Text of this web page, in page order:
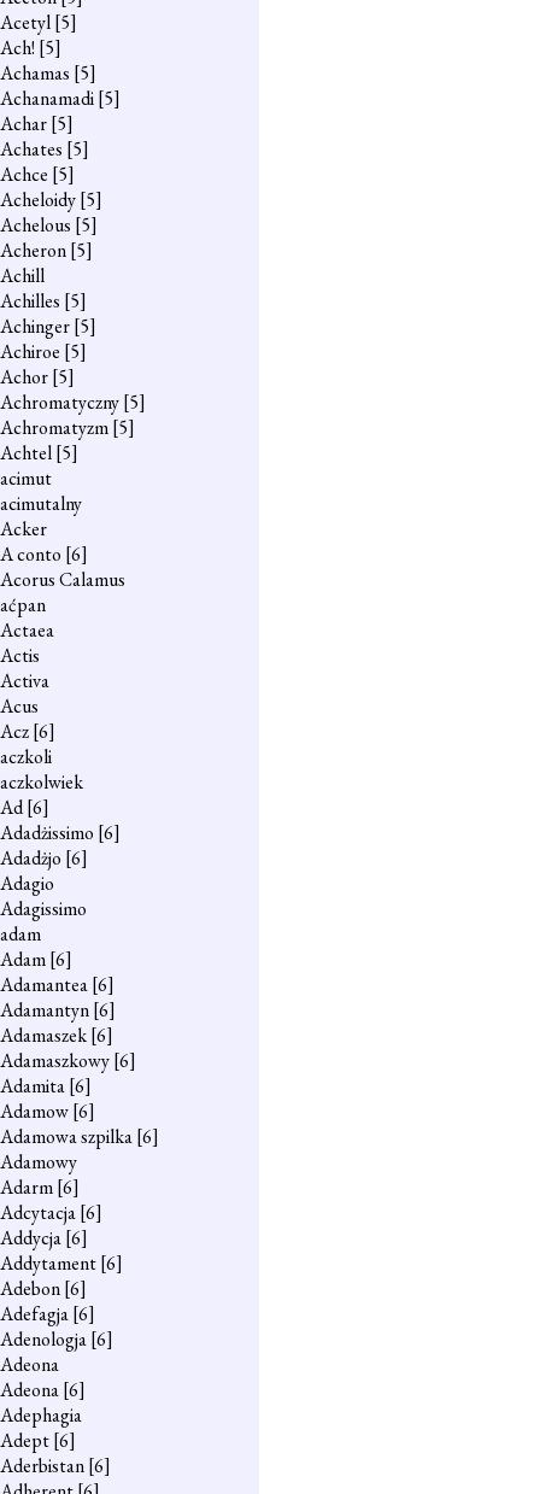
Acetyl[5]
Ach! [5]
Achamas [5]
Achanamadi[5]
Achar[5]
Achates [5]
Achce [5]
Acheloidy[5]
Achelous [5]
Acheron[5]
Achill
Achilles [5]
Achinger[5]
Achiroe [5]
Achor[5]
Achromatyczny[5]
Achromatyzm[5]
Achtel[5]
acimut
acimutalny
Acker
A conto [6]
Acorus Calamus
aćpan
Actaea
Actis
Activa
Acus
Acz[6]
aczkoli
aczkolwiek
Ad[6]
Adadżissimo [6]
Adadżjo [6]
Adagio
Adagissimo
adam
Adam[6]
Adamantea[6]
Adamantyn[6]
Adamaszek[6]
Adamaszkowy[6]
Adamita[6]
Adamow[6]
Adamowa szpilka[6]
Adamowy
Adarm[6]
Adcytacja[6]
Addycja[6]
Addytament[6]
Adebon[6]
Adefagja[6]
Adenologja[6]
Adeona
Adeona[6]
Adephagia
Adept[6]
Aderbistan[6]